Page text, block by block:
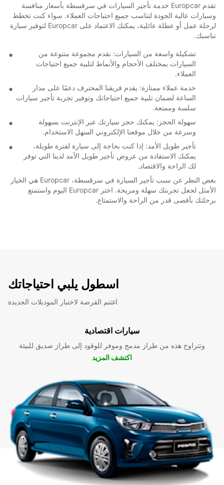
تقدم Europcar خدمة تأجير السيارات في سرقسطة بأسعار منافسة
وسيارات عالية الجودة لتناسب جميع احتياجات العملاء. سواء كنت تخطط
لرحلة عمل أو عطلة عائلية، يمكنك الاعتماد على Europcar لتوفير سيارة
تناسبك.
تشكيلة واسعة من السيارات: نقدم مجموعة متنوعة من
السيارات بمختلف الأحجام والأنماط لتلبية جميع احتياجات
العملاء.
خدمة عملاء ممتازة: يقدم فريقنا المحترف دعمًا على مدار
الساعة لضمان تلبية جميع احتياجاتك وتوفير تجربة تأجير سيارات
سلسة وممتعة.
سهولة الحجز: يمكنك حجز سيارتك عبر الإنترنت بسهولة
وسرعة من خلال موقعنا الإلكتروني السهل الاستخدام.
تأجير طويل الأمد: إذا كنت بحاجة إلى سيارة لفترة طويلة،
يمكنك الاستفادة من عروض تأجير طويل الأمد لدينا التي توفر
لك الراحة والاقتصاد.
بغض النظر عن سبب تأجير السيارة في سرقسطة، Europcar هي الخيار
الأمثل لجعل تجربتك سهلة ومريحة. اختر Europcar اليوم واستمتع
برحلتك بأقصى قدر من الراحة والاستمتاع.
اسطول يلبي احتياجاتك
اغتنم الفرصة لاختبار الموديلات الجديدة
سيارات اقتصادية
وتتراوح هذه من طراز مدمج وموفر للوقود إلى طراز صديق للبيئة
اكتشف المزيد